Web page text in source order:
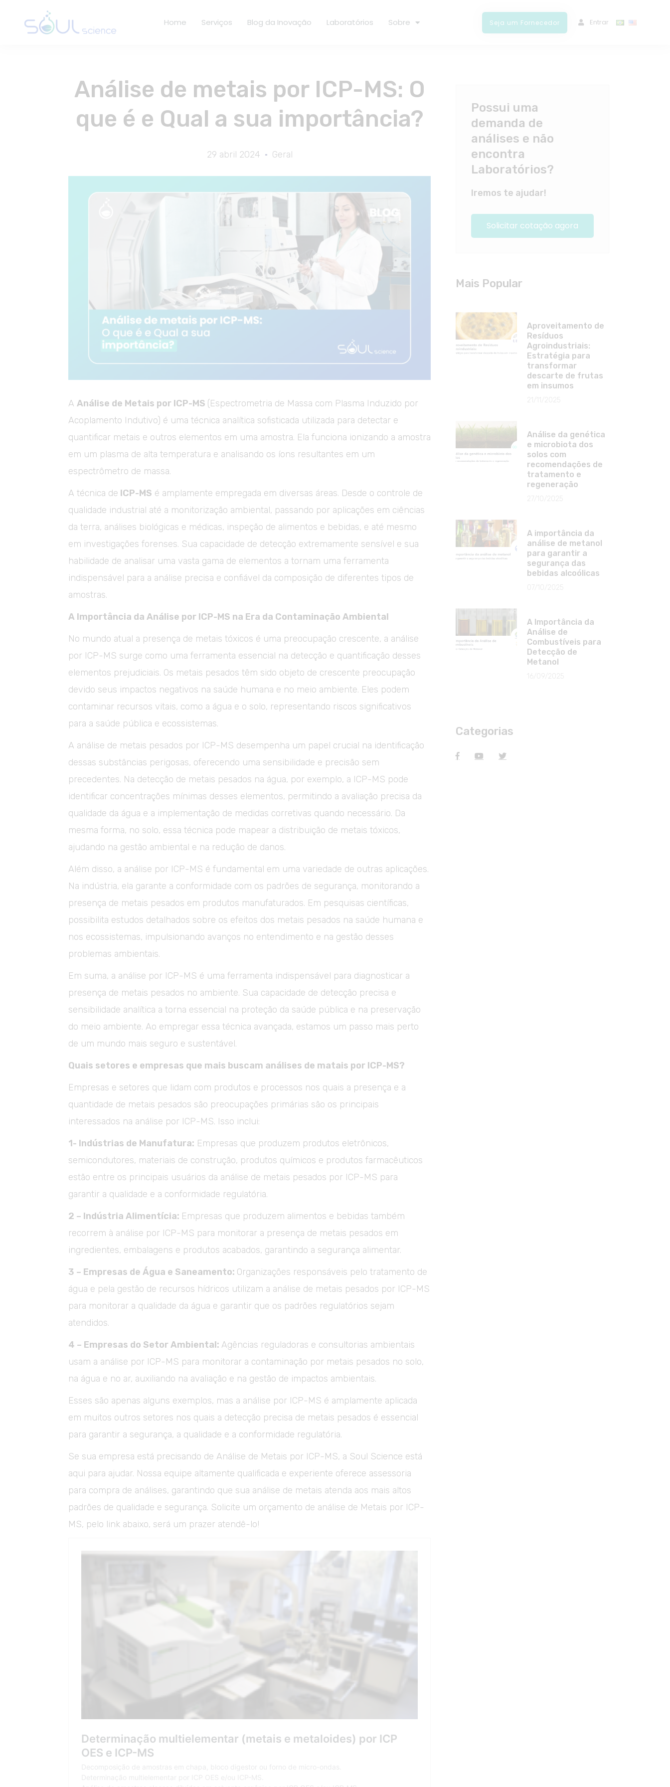
Home Serviços Blog da Inovação Laboratórios Sobre Seja um Fornecedor ﾠEntrar
Análise de metais por ICP-MS: O
que é e Qual a sua importância?
29 abril 2024 Geral
A Análise de Metais por ICP-MS (Espectrometria de Massa com Plasma Induzido por
Acoplamento Indutivo) é uma técnica analítica sofisticada utilizada para detectar e
quantificar metais e outros elementos em uma amostra. Ela funciona ionizando a amostra
em um plasma de alta temperatura e analisando os íons resultantes em um
espectrômetro de massa.
A técnica de ICP-MS é amplamente empregada em diversas áreas. Desde o controle de
qualidade industrial até a monitorização ambiental, passando por aplicações em ciências
da terra, análises biológicas e médicas, inspeção de alimentos e bebidas, e até mesmo
em investigações forenses. Sua capacidade de detecção extremamente sensível e sua
habilidade de analisar uma vasta gama de elementos a tornam uma ferramenta
indispensável para a análise precisa e confiável da composição de diferentes tipos de
amostras.
A Importância da Análise por ICP-MS na Era da Contaminação Ambiental
No mundo atual a presença de metais tóxicos é uma preocupação crescente, a análise
por ICP-MS surge como uma ferramenta essencial na detecção e quantificação desses
elementos prejudiciais. Os metais pesados têm sido objeto de crescente preocupação
devido seus impactos negativos na saúde humana e no meio ambiente. Eles podem
contaminar recursos vitais, como a água e o solo, representando riscos significativos
para a saúde pública e ecossistemas.
A análise de metais pesados por ICP-MS desempenha um papel crucial na identificação
dessas substâncias perigosas, oferecendo uma sensibilidade e precisão sem
precedentes. Na detecção de metais pesados na água, por exemplo, a ICP-MS pode
identificar concentrações mínimas desses elementos, permitindo a avaliação precisa da
qualidade da água e a implementação de medidas corretivas quando necessário. Da
mesma forma, no solo, essa técnica pode mapear a distribuição de metais tóxicos,
ajudando na gestão ambiental e na redução de danos.
Além disso, a análise por ICP-MS é fundamental em uma variedade de outras aplicações.
Na indústria, ela garante a conformidade com os padrões de segurança, monitorando a
presença de metais pesados em produtos manufaturados. Em pesquisas científicas,
possibilita estudos detalhados sobre os efeitos dos metais pesados na saúde humana e
nos ecossistemas, impulsionando avanços no entendimento e na gestão desses
problemas ambientais.
Em suma, a análise por ICP-MS é uma ferramenta indispensável para diagnosticar a
presença de metais pesados no ambiente. Sua capacidade de detecção precisa e
sensibilidade analítica a torna essencial na proteção da saúde pública e na preservação
do meio ambiente. Ao empregar essa técnica avançada, estamos um passo mais perto
de um mundo mais seguro e sustentável.
Quais setores e empresas que mais buscam análises de matais por ICP-MS?
Empresas e setores que lidam com produtos e processos nos quais a presença e a
quantidade de metais pesados são preocupações primárias são os principais
interessados na análise por ICP-MS. Isso inclui:
1- Indústrias de Manufatura: Empresas que produzem produtos eletrônicos,
semicondutores, materiais de construção, produtos químicos e produtos farmacêuticos
estão entre os principais usuários da análise de metais pesados por ICP-MS para
garantir a qualidade e a conformidade regulatória.
2 – Indústria Alimentícia: Empresas que produzem alimentos e bebidas também
recorrem à análise por ICP-MS para monitorar a presença de metais pesados em
ingredientes, embalagens e produtos acabados, garantindo a segurança alimentar.
3 – Empresas de Água e Saneamento: Organizações responsáveis pelo tratamento de
água e pela gestão de recursos hídricos utilizam a análise de metais pesados por ICP-MS
para monitorar a qualidade da água e garantir que os padrões regulatórios sejam
atendidos.
4 – Empresas do Setor Ambiental: Agências reguladoras e consultorias ambientais
usam a análise por ICP-MS para monitorar a contaminação por metais pesados no solo,
na água e no ar, auxiliando na avaliação e na gestão de impactos ambientais.
Esses são apenas alguns exemplos, mas a análise por ICP-MS é amplamente aplicada
em muitos outros setores nos quais a detecção precisa de metais pesados é essencial
para garantir a segurança, a qualidade e a conformidade regulatória.
Se sua empresa está precisando de Análise de Metais por ICP-MS, a Soul Science está
aqui para ajudar. Nossa equipe altamente qualificada e experiente oferece assessoria
para compra de análises, garantindo que sua análise de metais atenda aos mais altos
padrões de qualidade e segurança. Solicite um orçamento de análise de Metais por ICP-
MS, pelo link abaixo, será um prazer atendê-lo!
Possui uma
demanda de
análises e não
encontra
Laboratórios?
Iremos te ajudar!
Solicitar cotação agora
Mais Popular
Aproveitamento de
Resíduos
Agroindustriais:
Estratégia para
transformar
descarte de frutas
em insumos
21/11/2025
Análise da genética
e microbiota dos
solos com
recomendações de
tratamento e
regeneração
27/10/2025
A importância da
análise de metanol
para garantir a
segurança das
bebidas alcoólicas
07/10/2025
A Importância da
Análise de
Combustíveis para
Detecção de
Metanol
16/09/2025
Categorias